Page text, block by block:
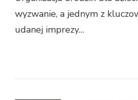
wyzwanie, a jednym z
udanej imprezy…